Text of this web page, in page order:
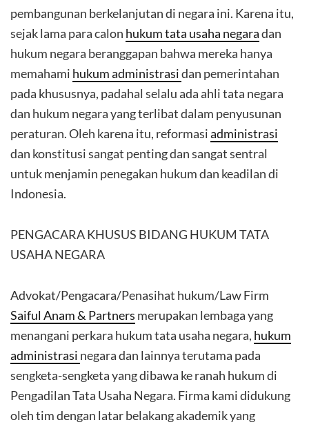
pembangunan berkelanjutan di negara ini. Karena itu,
sejak lama para calon hukum tata usaha negaradan
hukum negara beranggapan bahwa mereka hanya
memahami hukum administrasidan pemerintahan
pada khususnya, padahal selalu ada ahli tata negara
dan hukum negara yang terlibat dalam penyusunan
peraturan. Oleh karena itu, reformasiadministrasi
dan konstitusi sangat penting dan sangat sentral
untuk menjamin penegakan hukum dan keadilan di
Indonesia.
PENGACARA KHUSUS BIDANG HUKUM TATA
USAHA NEGARA
Advokat/Pengacara/Penasihat hukum/Law Firm
Saiful Anam & Partners merupakan lembaga yang
menangani perkara hukum tata usaha negara, hukum
administrasi negara dan lainnya terutama pada
sengketa-sengketa yang dibawa ke ranah hukum di
Pengadilan Tata Usaha Negara. Firma kami didukung
oleh tim dengan latar belakang akademik yang